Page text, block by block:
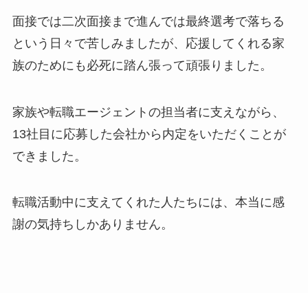
面接では二次面接まで進んでは最終選考で落ちる
という日々で苦しみましたが、応援してくれる家
族のためにも必死に踏ん張って頑張りました。
家族や転職エージェントの担当者に支えながら、
13社目に応募した会社から内定をいただくことが
できました。
転職活動中に支えてくれた人たちには、本当に感
謝の気持ちしかありません。